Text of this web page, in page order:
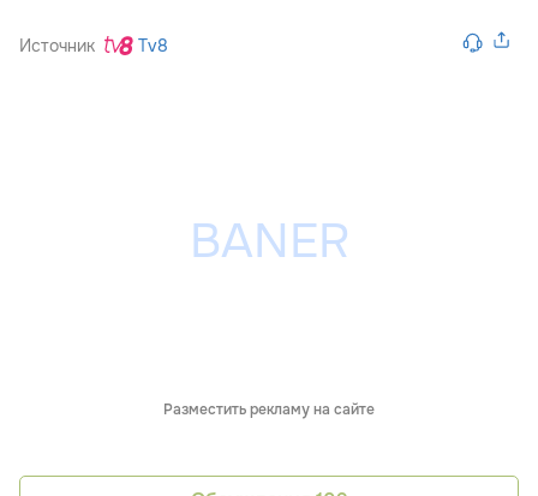
Источник Tv8
Разместить рекламу на сайте